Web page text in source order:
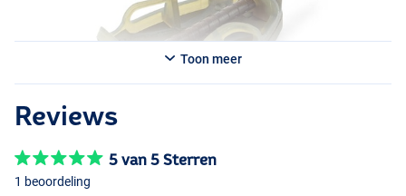
Toon meer
Reviews
5 van 5 Sterren
1 beoordeling